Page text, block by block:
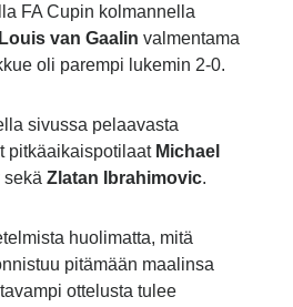
FA Cupin kolmannella
Louis van Gaalin valmentama
oli parempi lukemin 2-0.
sivussa pelaavasta
pitkäaikaispotilaat Michael
sekä Zlatan Ibrahimovic.
huolimatta, mitä
pitämään maalinsa
ottelusta tulee